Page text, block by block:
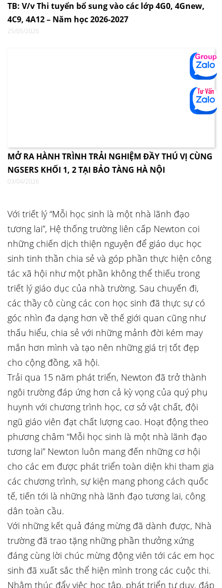
TB: V/v Thi tuyển bổ sung vào các lớp 4G0, 4Gnew,
4C9, 4A12 – Năm học 2026-2027
25/05/2026
MỞ RA HÀNH TRÌNH TRẢI NGHIỆM ĐẦY THÚ VỊ CÙNG
NGSERS KHỐI 1, 2 TẠI BẢO TÀNG HÀ NỘI
03/04/2026
Với triết lý “Mỗi học sinh là một nhà lãnh đạo
tương lai”, Hệ thống trường liên cấp Newton coi
những chiến dịch thiện nguyện để giáo dục học
sinh tinh thần chia sẻ và góp phần thực hiện công
tác xã hội như một phần không thể thiếu trong
triết lý giáo dục của nhà trường. Sau chuyến đi,
các thầy cô cùng các con học sinh đã thực sự có
góc nhìn đa dạng hơn về thế giới quan cũng như
thấu hiểu, chia sẻ với những mảnh đời kém may
mắn hơn mình và tạo nên những giá trị tốt đẹp
cho cộng đồng, xã hội.
Trải qua 15 năm phát triển, Newton đã trở thành
ngôi trường đáp ứng hơn cả kỳ vọng của quý phụ
huynh với chương trình học, cơ sở vật chất, đội
ngũ giáo viên đạt chất lượng cao. Hoạt động theo
phương châm “Mỗi học sinh là một nhà lãnh đạo
tương lai” Newton luôn mang đến những cơ hội
cho các em được phát triển toàn diện khi tham gia
các chương trình, sự kiện mang phong cách quốc
tế, tiến tới là những nhà lãnh đạo tương lai, công
dân toàn cầu.
Với những kết quả đáng mừng đã dành được, Nhà
trường đã trao tặng những phần thưởng xứng
đáng cùng lời chúc mừng động viên tới các em học
sinh đã xuất sắc thể hiện mình trong các cuộc thi.
Nhằm thúc đẩy việc học tập, phát triển tư duy, đáp